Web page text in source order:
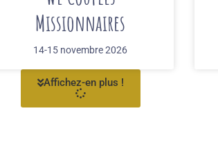
Missionnaires
14-15 novembre 2026
Affichez-en plus !